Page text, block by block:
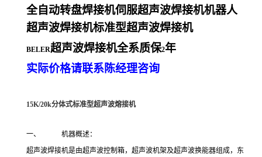
全自动转盘焊接机伺服超声波焊接机机器人
超声波焊接机标准型超声波焊接机
BELER超声波焊接机全系质保2年
实际价格请联系陈经理咨询
15K/20k分体式标准型超声波熔接机
一、 机器概述：
超声波焊接机是由超声波控制箱，超声波机架及超声波换能器组成，东